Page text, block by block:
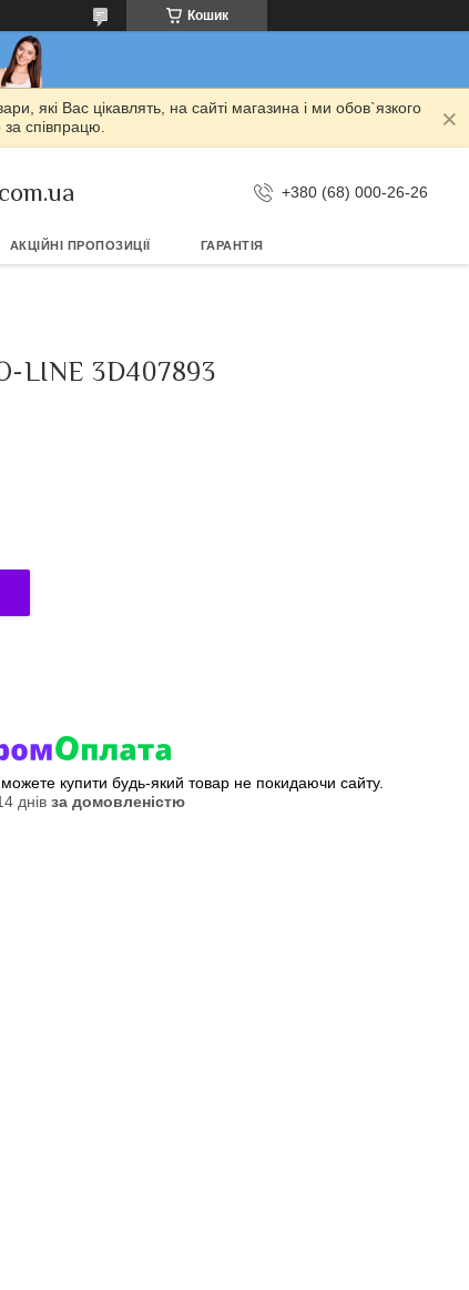
Кошик
які Вас цікавлять, на сайті магазина і ми обов`язкого
співпрацю.
+380 (68) 000-26-26
АКЦІЙНІ ПРОПОЗИЦІЇ ГАРАНТІЯ
LINE 3D407893
купити будь-який товар не покидаючи сайту.
днів за домовленістю